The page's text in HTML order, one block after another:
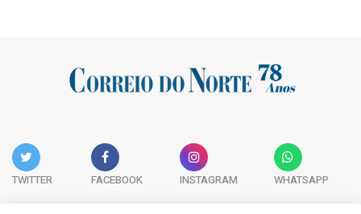
TWITTER FACEBOOK INSTAGRAM WHATSAPP